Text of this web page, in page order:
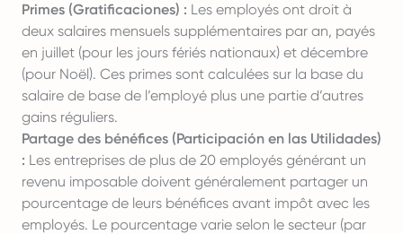
Primes (Gratificaciones) : Les employés ont droit à
deux salaires mensuels supplémentaires par an, payés
en juillet (pour les jours fériés nationaux) et décembre
(pour Noël). Ces primes sont calculées sur la base du
salaire de base de l’employé plus une partie d’autres
gains réguliers.
Partage des bénéfices (Participación en las Utilidades)
: Les entreprises de plus de 20 employés générant un
revenu imposable doivent généralement partager un
pourcentage de leurs bénéfices avant impôt avec les
employés. Le pourcentage varie selon le secteur (par